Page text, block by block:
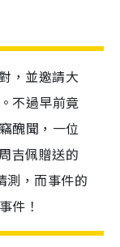
，並邀請大
不過早前竟
醜聞，一位
吉佩贈送的
測，而事件的
件！